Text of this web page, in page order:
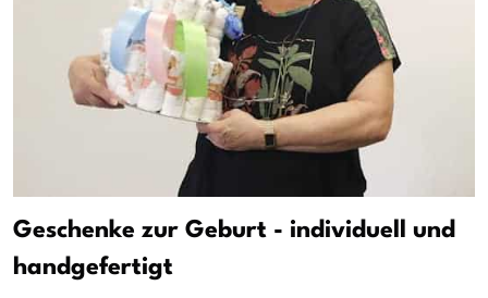
Geschenke zur Geburt - individuell und
handgefertigt